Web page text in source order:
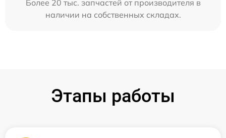
Более 20 тыс. запчастей от производителя в
наличии на собственных складах.
Этапы работы